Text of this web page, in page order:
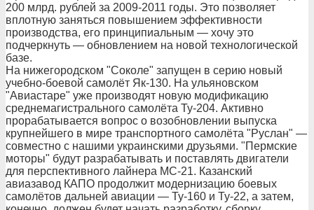
200 млрд. рублей за 2009-2011 годы. Это позволяет
вплотную заняться повышением эффективности
производства, его принципиальным — хочу это
подчеркнуть — обновлением на новой технологической
базе.
На нижегородском "Соколе" запущен в серию новый
учебно-боевой самолёт Як-130. На ульяновском
"Авиастаре" уже производят новую модификацию
среднемагистрального самолёта Ту-204. Активно
прорабатывается вопрос о возобновлении выпуска
крупнейшего в мире транспортного самолёта "Руслан" —
совместно с нашими украинскими друзьями. "Пермские
моторы" будут разрабатывать и поставлять двигатели
для перспективного лайнера МС-21. Казанский
авиазавод КАПО продолжит модернизацию боевых
самолётов дальней авиации — Ту-160 и Ту-22, а затем,